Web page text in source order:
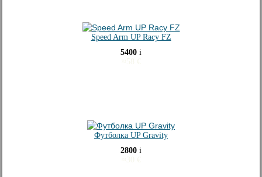
Speed Arm UP Racу FZ
5400 i
Футболка UP Gravity
2800 i